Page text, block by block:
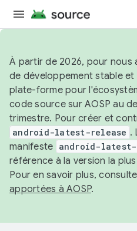
À partir de 2026, pour nous
de développement stable
plate-forme pour
code source sur AOSP au
trimestre. Pour créer et
android-latest-release .
manifeste android-latest-
référence à la version la
Pour en savoir plus,
apportées à AOSP.